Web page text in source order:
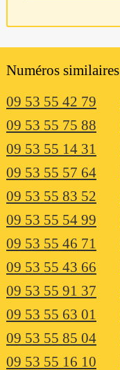
Numéros similaires
09 53 55 42 79
09 53 55 75 88
09 53 55 14 31
09 53 55 57 64
09 53 55 83 52
09 53 55 54 99
09 53 55 46 71
09 53 55 43 66
09 53 55 91 37
09 53 55 63 01
09 53 55 85 04
09 53 55 16 10